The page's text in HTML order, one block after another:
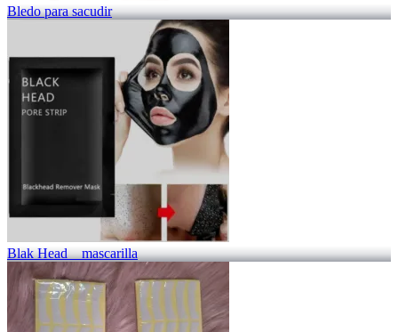
Bledo para sacudir
Blak Head _ mascarilla